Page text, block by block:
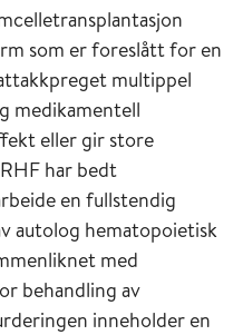
som er foreslått for en
multippel
medikamentell
eller gir store
har bedt
en fullstendig
autolog hematopoietisk
med
behandling av
inneholder en